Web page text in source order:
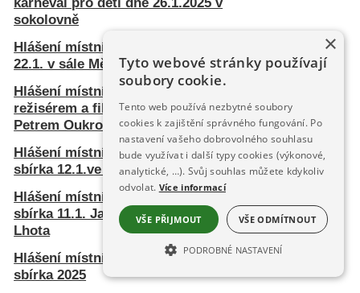
sokolovně
20.01.2025
Hlášení místního rozhlasu - Deskovky
22.1. v sále MěÚ Janovice nad Úhlavou
Hlášení místního rozhlasu - Beseda s
režisérem a filmovým producentem
Petrem Oukropcem dne 16.1.2025
10.01.2025
Hlášení místního rozhlasu - Tříkrálová
sbírka 12.1.ve Spůli a Plešinech
Hlášení místního rozhlasu - Tříkrálová
sbírka 11.1. Janovice nad Úhl. a Dolní
Lhota
06.01.2025
Hlášení místního rozhlasu - Tříkrálová
sbírka 2025
×
Tyto webové stránky používají
soubory cookie.
Tento web používá nezbytné soubory
cookies k zajištění správného fungování. Po
nastavení vašeho dobrovolného souhlasu
bude využívat i další typy cookies (výkonové,
analytické, …). Svůj souhlas můžete kdykoliv
odvolat. Více informací
VŠE PŘIJMOUT VŠE ODMÍTNOUT
PODROBNÉ NASTAVENÍ
NEZBYTNĚ NUTNÉ SOUBORY